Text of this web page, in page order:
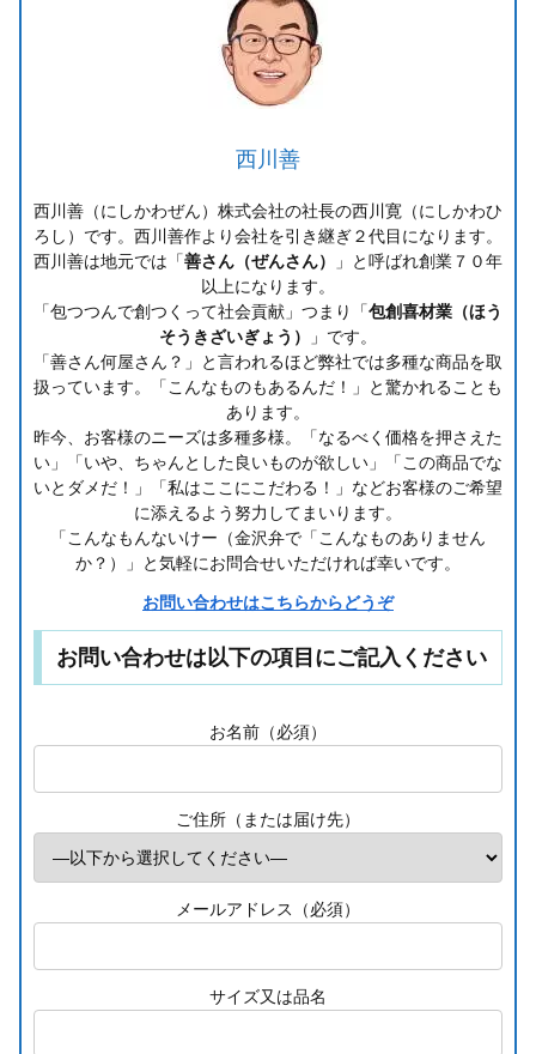
西川善
西川善（にしかわぜん）株式会社の社長の西川寛（にしかわひ
ろし）です。西川善作より会社を引き継ぎ２代目になります。
西川善は地元では「善さん（ぜんさん）
」と呼ばれ創業７０年
以上になります。
「包つつんで創つくって社会貢献」つまり「包創喜材業（ほう
そうきざいぎょう）
」です。
「善さん何屋さん？」と言われるほど弊社では多種な商品を取
扱っています。「こんなものもあるんだ！」と驚かれることも
あります。
昨今、お客様のニーズは多種多様。「なるべく価格を押さえた
い」「いや、ちゃんとした良いものが欲しい」「この商品でな
いとダメだ！」「私はここにこだわる！」などお客様のご希望
に添えるよう努力してまいります。
「こんなもんないけー（金沢弁で「こんなものありません
か？）」と気軽にお問合せいただければ幸いです。
お問い合わせはこちらからどうぞ
お問い合わせは以下の項目にご記入ください
お名前（必須）
ご住所（または届け先）
メールアドレス（必須）
サイズ又は品名